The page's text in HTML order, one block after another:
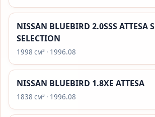
NISSAN BLUEBIRD 2.0SSS ATTESA S
SELECTION
1998 см³ · 1996.08
NISSAN BLUEBIRD 1.8XE ATTESA
1838 см³ · 1996.08